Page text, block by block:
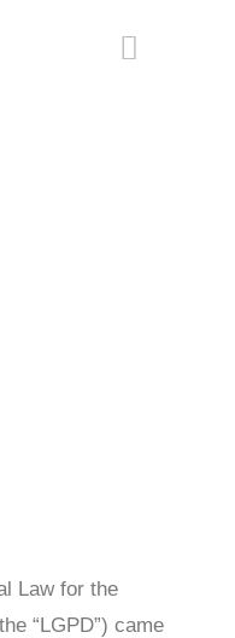
Law for the
“LGPD”) came